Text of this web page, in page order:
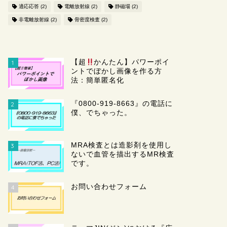
適応応答(2) 電離放射線 (2) 静磁場(2)
非電離放射線 (2) 骨密度検査(2)
1 【超
かんたん】パワーポイ
ントでぼかし画像を作る方
法：簡単匿名化
2
『0800-919-8663』の電話に
僕、でちゃった。
3
MRA検査とは造影剤を使用し
ないで血管を描出するMR検査
です。
4 お問い合わせフォーム